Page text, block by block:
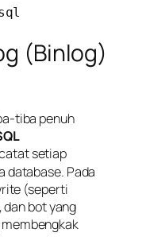
(Binlog)
tiba penuh
setiap
database. Pada
(seperti
bot yang